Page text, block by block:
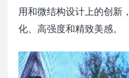
用和微结构设计上的创新
化、高强度和精致美感。